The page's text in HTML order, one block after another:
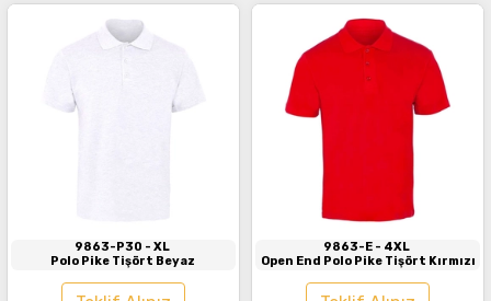
9863-P30 - XL
Polo Pike Tişört Beyaz
9863-E - 4XL
Open End Polo Pike Tişört Kırmızı